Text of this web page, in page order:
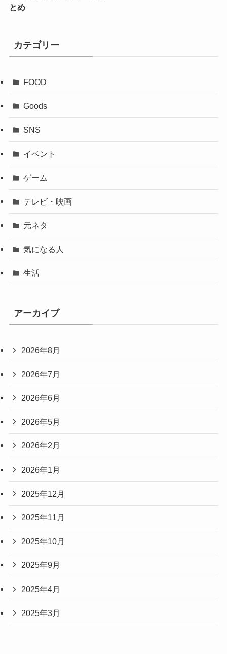
とめ
カテゴリー
FOOD
Goods
SNS
イベント
ゲーム
テレビ・映画
元ネタ
気になる人
生活
アーカイブ
2026年8月
2026年7月
2026年6月
2026年5月
2026年2月
2026年1月
2025年12月
2025年11月
2025年10月
2025年9月
2025年4月
2025年3月